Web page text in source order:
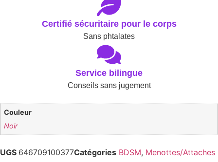
Certifié sécuritaire pour le corps
Sans phtalates
Service bilingue
Conseils sans jugement
Couleur
Noir
UGS 646709100377Catégories BDSM, Menottes/Attaches